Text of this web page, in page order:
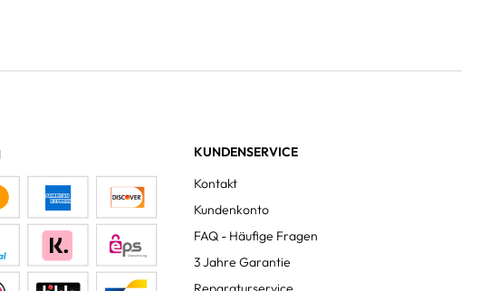
KUNDENSERVICE
Kontakt
Kundenkonto
FAQ - Häufige Fragen
3 Jahre Garantie